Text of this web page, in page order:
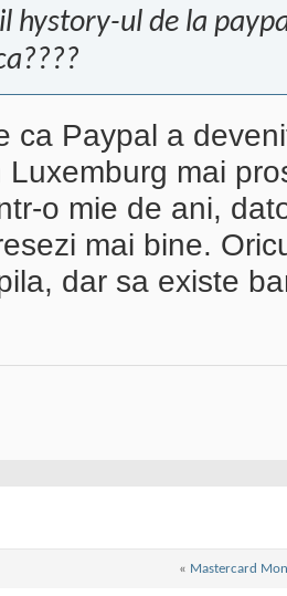
hystory-ul de la
ca Paypal a
Luxemburg mai
o mie de ani,
mai bine.
dar sa existe
« Mastercard